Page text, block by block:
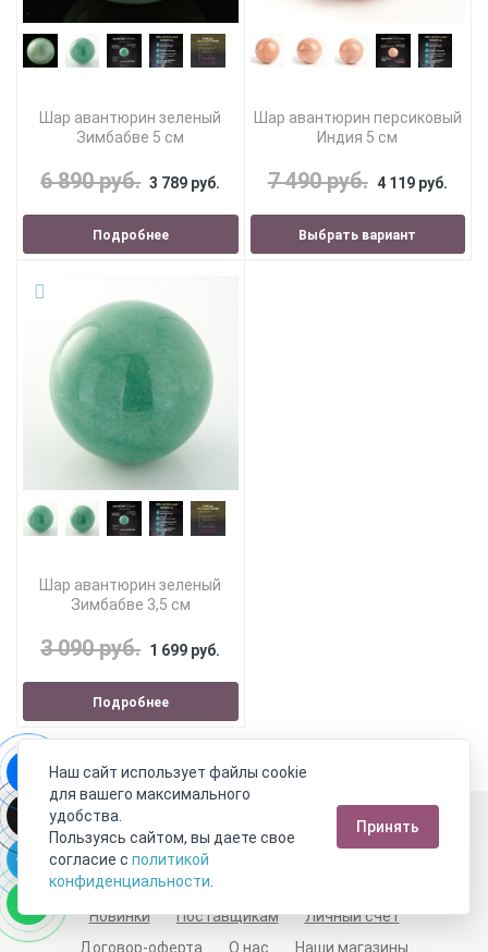
Шар авантюрин зеленый
Зимбабве 5 см
6 890 руб. 3 789 руб.
Подробнее
Шар авантюрин персиковый
Индия 5 см
7 490 руб. 4 119 руб.
Выбрать вариант
Шар авантюрин зеленый
Зимбабве 3,5 см
3 090 руб. 1 699 руб.
Подробнее
Пн-Пт с 10:00 до 21:00
8 800 333 10 62
Сб-Вс с 10:00 до 21:00
Новинки Поставщикам
Личный счет
Договор-оферта
О нас Наши магазины
Наш сайт использует файлы cookie
для вашего максимального
удобства.
Пользуясь сайтом, вы даете свое
согласие с политикой
конфиденциальности
Принять